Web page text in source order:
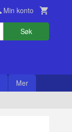
Min konto
Søk
Mer